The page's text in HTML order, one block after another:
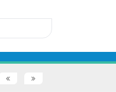
Sains dan Teknologi